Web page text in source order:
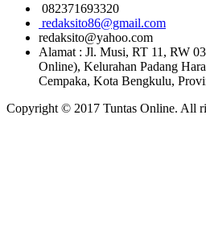
082371693320
redaksito86@gmail.com
redaksito@yahoo.com
Alamat : Jl. Musi, RT 11, RW
Online), Kelurahan Padang
Cempaka, Kota Bengkulu,
Copyright © 2017 Tuntas Online. All